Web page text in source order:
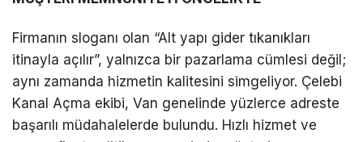
Firmanın sloganı olan “Alt yapı gider tıkanıkları
itinayla açılır”, yalnızca bir pazarlama cümlesi değil;
aynı zamanda hizmetin kalitesini simgeliyor. Çelebi
Kanal Açma ekibi, Van genelinde yüzlerce adreste
başarılı müdahalelerde bulundu. Hızlı hizmet ve